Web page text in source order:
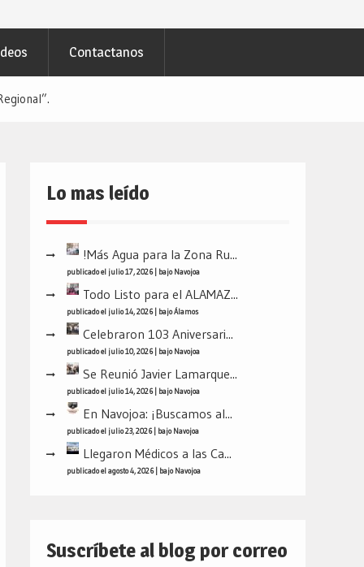
Contactanos
Lo mas leído
!Más Agua para la Zona Ru...
publicado el julio 17, 2026| bajoNavojoa
Todo Listo para el ALAMAZ...
publicado el julio 14, 2026| bajoÁlamos
Celebraron 103 Aniversari...
publicado el julio 10, 2026| bajoNavojoa
Se Reunió Javier Lamarque...
publicado el julio 14, 2026| bajoNavojoa
En Navojoa: ¡Buscamos al...
publicado el julio 23, 2026| bajoNavojoa
Llegaron Médicos a las Ca...
publicado el agosto 4, 2026| bajoNavojoa
Suscríbete al blog por correo